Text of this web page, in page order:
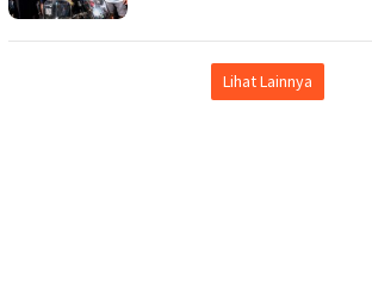
Lihat Lainnya